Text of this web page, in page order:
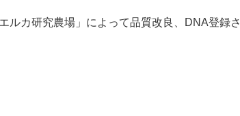
ルカ研究農場」によって品質改良、DNA登録さ